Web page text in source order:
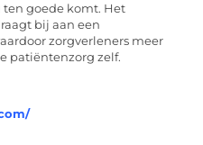
goede komt. Het
bij aan een
zorgverleners meer
patiëntenzorg zelf.